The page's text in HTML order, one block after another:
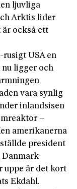
ljuvliga
Arktis lider
också ett
USA en
nu ligger och
vara synlig
inlandsisen
–
amerikanerna
president
Danmark
uppe är det kort
Ekdahl.